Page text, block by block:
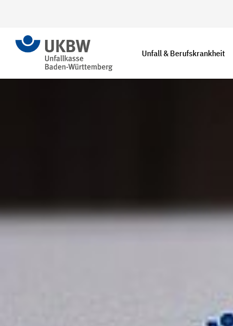
Unfall & Berufskrankheit
melden